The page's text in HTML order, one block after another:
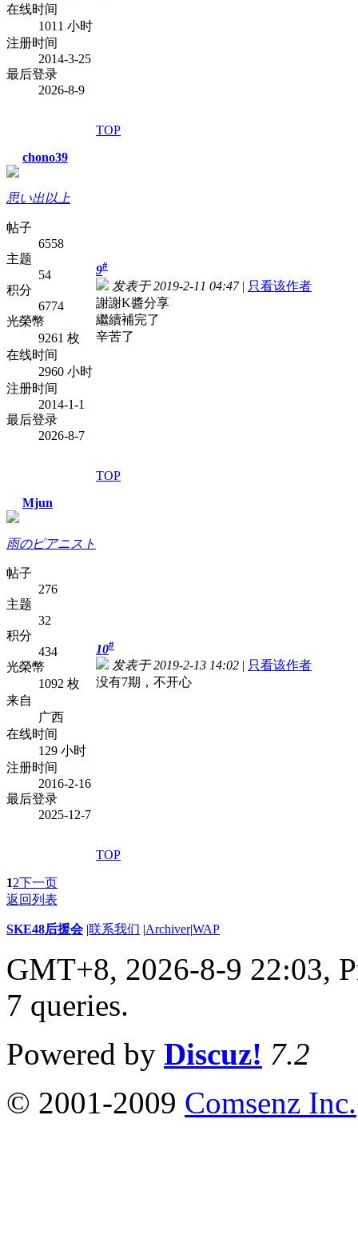
在线时间
1011 小时
注册时间
2014-3-25
最后登录
2026-8-9
TOP
chono39
思い出以上
帖子
6558
主题
54
积分
6774
光榮幣
9261 枚
在线时间
2960 小时
注册时间
2014-1-1
最后登录
2026-8-7
9#
发表于 2019-2-11 04:47| 只看该作者
謝謝K醬分享
繼續補完了
辛苦了
TOP
Mjun
雨のピアニスト
帖子
276
主题
32
积分
434
光榮幣
1092 枚
来自
广西
在线时间
129 小时
注册时间
2016-2-16
最后登录
2025-12-7
10#
发表于 2019-2-13 14:02 | 只看该作者
没有7期，不开心
TOP
12下一页
返回列表
SKE48后援会 |联系我们 |Archiver|WAP
GMT+8, 2026-8-9 22:03,
7 queries.
Powered by Discuz! 7.2
© 2001-2009 Comsenz Inc.